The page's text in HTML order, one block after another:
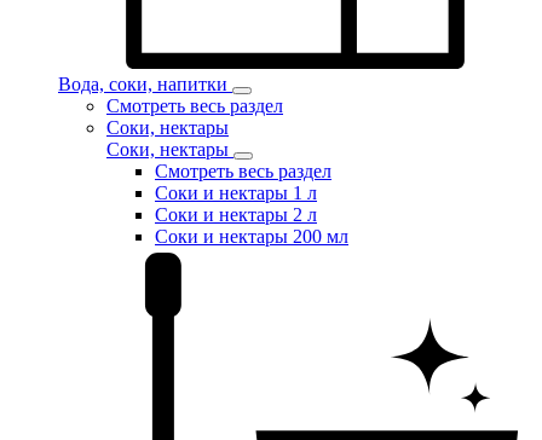
Вода, соки, напитки
Смотреть весь раздел
Соки, нектары
Соки, нектары
Смотреть весь раздел
Соки и нектары 1 л
Соки и нектары 2 л
Соки и нектары 200 мл